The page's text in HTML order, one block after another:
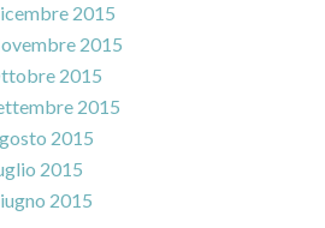
2015
2015
2015
2015
2015
2015
2015